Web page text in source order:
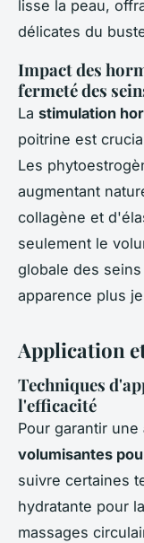
lisse la peau,
délicates du
Impact des
fermeté des
La stimulation
poitrine est
Les
augmentant
collagène et
seulement le
globale des
apparence plus
Application
Techniques
l'efficacité
Pour garantir une
volumisantes
suivre certaines
hydratante pour
massages